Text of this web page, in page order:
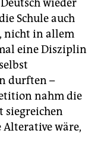
wieder
Schule auch
nicht in allem
eine Disziplin
durften –
nahm die
siegreichen
wäre,